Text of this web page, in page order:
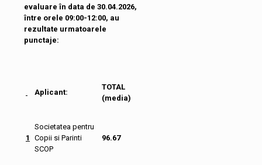
evaluare în data de 30.04.2026,
între orele 09:00-12:00, au
rezultate urmatoarele
punctaje:
Aplicant:
TOTAL
(media)
1
Societatea pentru
Copii si Parinti
SCOP
96.67